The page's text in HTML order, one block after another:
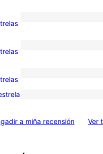
a miña recensión Ver